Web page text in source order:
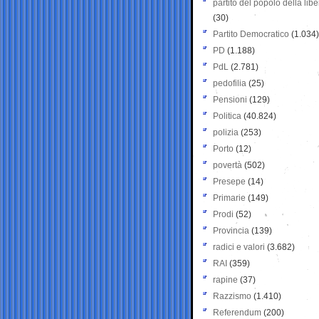
partito del popolo della
(30)
Partito Democratico (1.034)
PD (1.188)
PdL (2.781)
pedofilia (25)
Pensioni (129)
Politica (40.824)
polizia (253)
Porto (12)
povertà (502)
Presepe (14)
Primarie (149)
Prodi (52)
Provincia (139)
radici e valori (3.682)
RAI (359)
rapine (37)
Razzismo (1.410)
Referendum (200)